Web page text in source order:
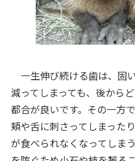
一生伸び続ける歯は、固
減ってしまっても、後から
都合が良いです。その一方
頬や舌に刺さってしまった
が食べられなくなってしま